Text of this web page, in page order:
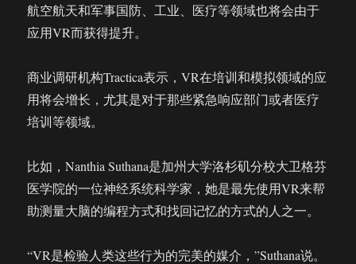
航空航天和军事国防、工业、医疗等领域也将会由于
应用VR而获得提升。
商业调研机构Tractica表示，VR在培训和模拟领域的应
用将会增长，尤其是对于那些紧急响应部门或者医疗
培训等领域。
比如，Nanthia Suthana是加州大学洛杉矶分校大卫格芬
医学院的一位神经系统科学家，她是最先使用VR来帮
助测量大脑的编程方式和找回记忆的方式的人之一。
“VR是检验人类这些行为的完美的媒介，”Suthana说。